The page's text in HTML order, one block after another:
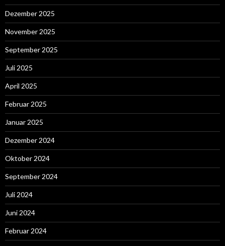
Dezember 2025
November 2025
September 2025
Juli 2025
April 2025
Februar 2025
Januar 2025
Dezember 2024
Oktober 2024
September 2024
Juli 2024
Juni 2024
Februar 2024